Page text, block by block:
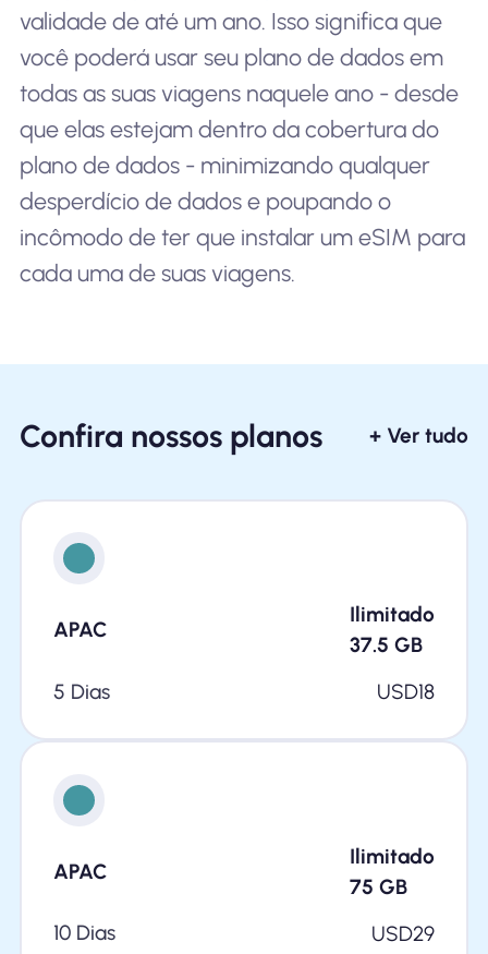
validade de até um ano. Isso significa que
você poderá usar seu plano de dados em
todas as suas viagens naquele ano - desde
que elas estejam dentro da cobertura do
plano de dados - minimizando qualquer
desperdício de dados e poupando o
incômodo de ter que instalar um eSIM para
cada uma de suas viagens.
Confira nossos planos + Ver tudo
APAC
Ilimitado
37.5 GB
5 Dias
USD18
APAC
Ilimitado
75 GB
10 Dias
USD29